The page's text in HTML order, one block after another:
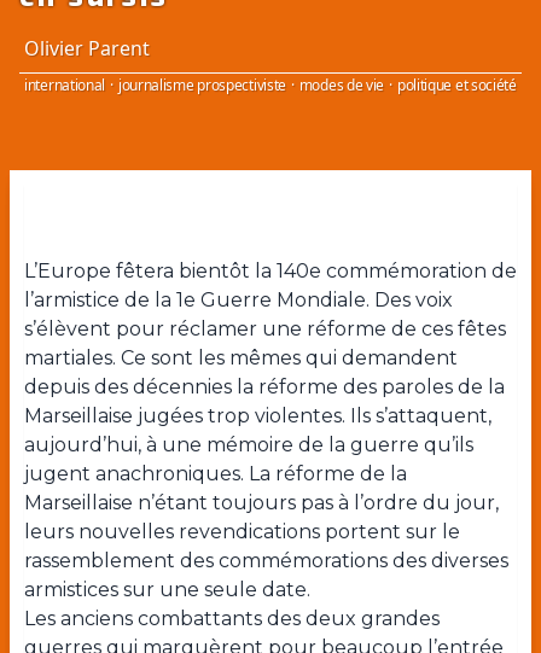
Olivier Parent
international · journalisme prospectiviste · modes de vie · politique et société
L’Europe fêtera bientôt la 140e commémoration de
l’armistice de la 1e Guerre Mondiale. Des voix
s’élèvent pour réclamer une réforme de ces fêtes
martiales. Ce sont les mêmes qui demandent
depuis des décennies la réforme des paroles de la
Marseillaise jugées trop violentes. Ils s’attaquent,
aujourd’hui, à une mémoire de la guerre qu’ils
jugent anachroniques. La réforme de la
Marseillaise n’étant toujours pas à l’ordre du jour,
leurs nouvelles revendications portent sur le
rassemblement des commémorations des diverses
armistices sur une seule date.
Les anciens combattants des deux grandes
guerres qui marquèrent pour beaucoup l’entrée